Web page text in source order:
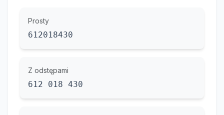
Prosty
612018430
Z odstępami
612 018 430